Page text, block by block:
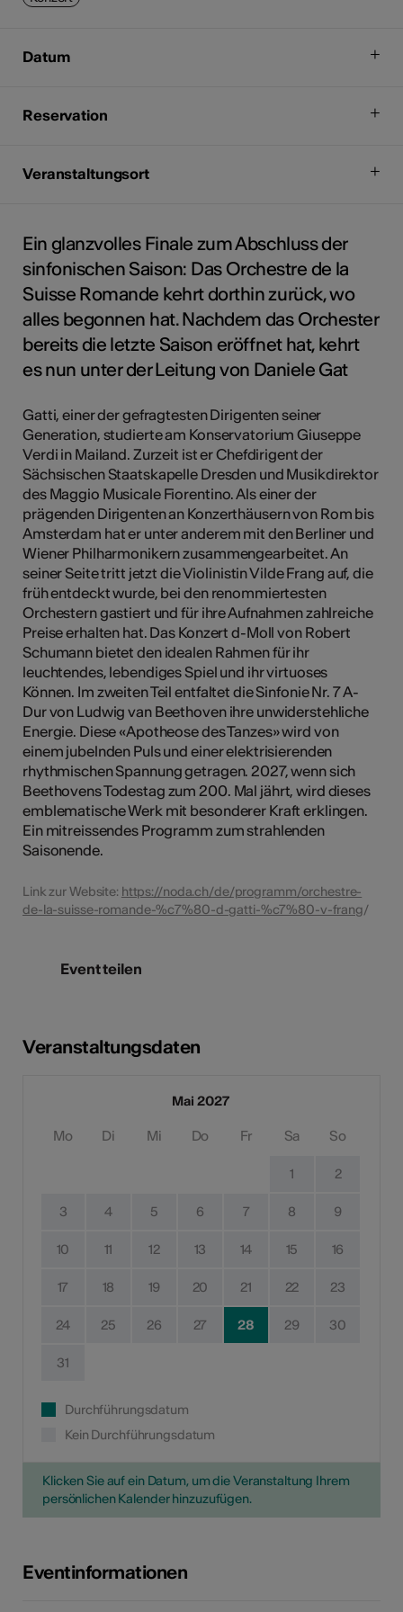
Datum
Reservation
Veranstaltungsort
Ein glanzvolles Finale zum Abschluss der
sinfonischen Saison: Das Orchestre de la
Suisse Romande kehrt dorthin zurück, wo
alles begonnen hat. Nachdem das Orchester
bereits die letzte Saison eröffnet hat, kehrt
es nun unter der Leitung von Daniele Gat
Gatti, einer der gefragtesten Dirigenten seiner
Generation, studierte am Konservatorium Giuseppe
Verdi in Mailand. Zurzeit ist er Chefdirigent der
Sächsischen Staatskapelle Dresden und Musikdirektor
des Maggio Musicale Fiorentino. Als einer der
prägenden Dirigenten an Konzerthäusern von Rom bis
Amsterdam hat er unter anderem mit den Berliner und
Wiener Philharmonikern zusammengearbeitet. An
seiner Seite tritt jetzt die Violinistin Vilde Frang auf, die
früh entdeckt wurde, bei den renommiertesten
Orchestern gastiert und für ihre Aufnahmen zahlreiche
Preise erhalten hat. Das Konzert d-Moll von Robert
Schumann bietet den idealen Rahmen für ihr
leuchtendes, lebendiges Spiel und ihr virtuoses
Können. Im zweiten Teil entfaltet die Sinfonie Nr. 7 A-
Dur von Ludwig van Beethoven ihre unwiderstehliche
Energie. Diese «Apotheose des Tanzes» wird von
einem jubelnden Puls und einer elektrisierenden
rhythmischen Spannung getragen. 2027, wenn sich
Beethovens Todestag zum 200. Mal jährt, wird dieses
emblematische Werk mit besonderer Kraft erklingen.
Ein mitreissendes Programm zum strahlenden
Saisonende.
Link zur Website: https://noda.ch/de/programm/orchestre-
de-la-suisse-romande-%c7%80-d-gatti-%c7%80-v-frang/
Event teilen
Veranstaltungsdaten
Mai 2027
Mo Di Mi Do Fr Sa So
1 2
3 4 5 6 7 8 9
10 11 12 13 14 15 16
17 18 19 20 21 22 23
24 25 26 27 28 29 30
31
Durchführungsdatum
Kein Durchführungsdatum
Klicken Sie auf ein Datum, um die Veranstaltung Ihrem
persönlichen Kalender hinzuzufügen.
Eventinformationen